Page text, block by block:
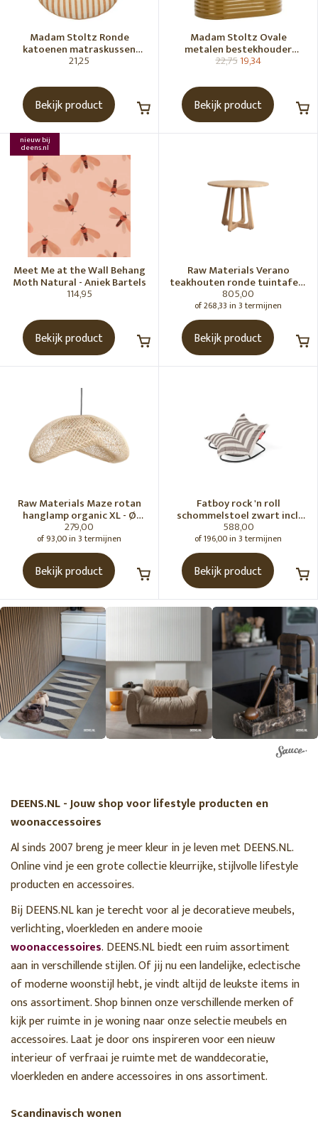
Madam Stoltz Ronde
katoenen matraskussen
Gebroken wit, donkere
21,25
Bekijk product
Madam Stoltz Ovale
metalen bestekhouder
Tapenade
22,7519,34
Bekijk product
nieuw bij
deens.nl
Meet Me at the Wall Behang
Moth Natural - Aniek Bartels
114,95
Bekijk product
Raw Materials Verano
teakhouten ronde tuintafel -
Ø100 cm
805,00
of 268,33 in 3 termijnen
Bekijk product
Raw Materials Maze rotan
hanglamp organic XL - Ø
75x31 cm
279,00
of 93,00 in 3 termijnen
Bekijk product
Fatboy rock 'n roll
schommelstoel zwart incl.
original Outdoor zitzak
Stripe Cacao
588,00
of 196,00 in 3 termijnen
Bekijk product
DEENS.NL - Jouw shop voor lifestyle producten en
woonaccessoires
Al sinds 2007 breng je meer kleur in je leven met DEENS.NL.
Online vind je een grote collectie kleurrijke, stijlvolle lifestyle
producten en accessoires.
Bij DEENS.NL kan je terecht voor al je decoratieve meubels,
verlichting, vloerkleden en andere mooie
woonaccessoires. DEENS.NL biedt een ruim assortiment
aan in verschillende stijlen. Of jij nu een landelijke, eclectische
of moderne woonstijl hebt, je vindt altijd de leukste items in
ons assortiment. Shop binnen onze verschillende merken of
kijk per ruimte in je woning naar onze selectie meubels en
accessoires. Laat je door ons inspireren voor een nieuw
interieur of verfraai je ruimte met de wanddecoratie,
vloerkleden en andere accessoires in ons assortiment.
Scandinavisch wonen